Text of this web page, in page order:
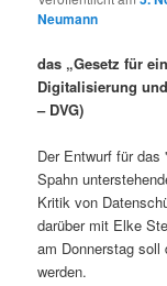
ä
e
n
I
n
ä
r
e
s
a
v
i
a
t
i
o
n
Neumann
das „Gesetz für
Digitalisierung
– DVG)
Der Entwurf für das
Spahn
Kritik von
darüber mit Elke
am Donnerstag
werden.